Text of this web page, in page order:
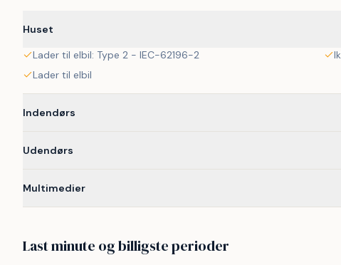
Huset
Lader til elbil: Type 2 - IEC-62196-2
Lader til elbil
Indendørs
Udendørs
Multimedier
Last minute og billigste perioder